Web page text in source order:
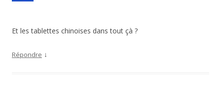
Et les tablettes chinoises dans tout çà ?
Répondre ↓